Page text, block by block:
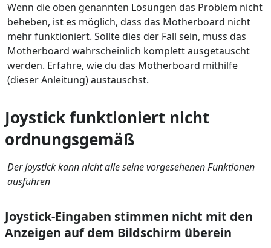
Wenn die oben genannten Lösungen das Problem nicht
beheben, ist es möglich, dass das Motherboard nicht
mehr funktioniert. Sollte dies der Fall sein, muss das
Motherboard wahrscheinlich komplett ausgetauscht
werden. Erfahre, wie du das Motherboard mithilfe
(dieser Anleitung) austauschst.
Joystick funktioniert nicht
ordnungsgemäß
Der Joystick kann nicht alle seine vorgesehenen Funktionen
ausführen
Joystick-Eingaben stimmen nicht mit den
Anzeigen auf dem Bildschirm überein